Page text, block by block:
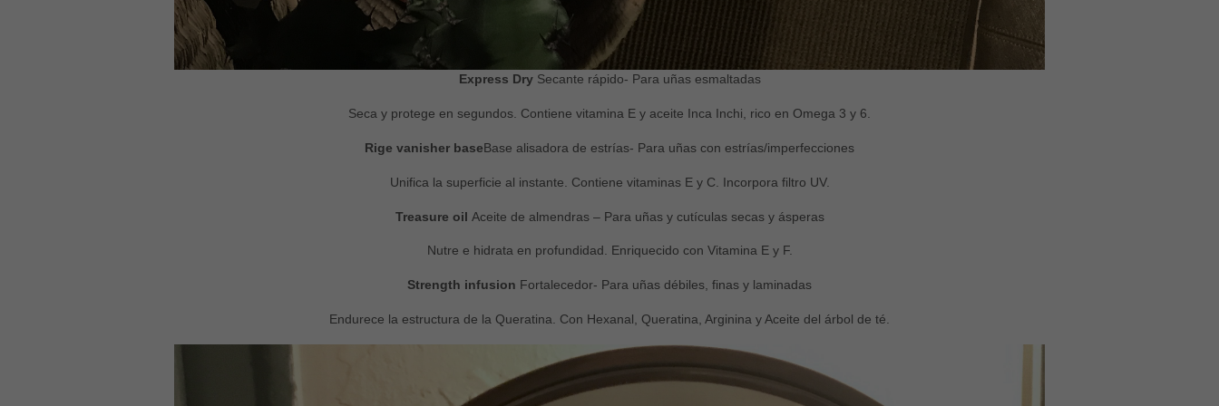
Express Dry Secante rápido- Para uñas esmaltadas
Seca y protege en segundos. Contiene vitamina E y aceite Inca Inchi, rico en Omega 3 y 6.
Rige vanisher baseBase alisadora de estrías- Para uñas con estrías/imperfecciones
Unifica la superficie al instante. Contiene vitaminas E y C. Incorpora filtro UV.
Treasure oil Aceite de almendras – Para uñas y cutículas secas y ásperas
Nutre e hidrata en profundidad. Enriquecido con Vitamina E y F.
Strength infusion Fortalecedor- Para uñas débiles, finas y laminadas
Endurece la estructura de la Queratina. Con Hexanal, Queratina, Arginina y Aceite del árbol de té.
nuestra web
funcione lo
durante tu
rechaza estas
cookies,
funcionalidades
de la web.
Al compartir tus
comportamiento
nuestro sitio,